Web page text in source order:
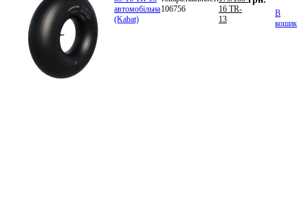
автомобільна
(Kabat)
106756
16 TR-
13
В
кошик